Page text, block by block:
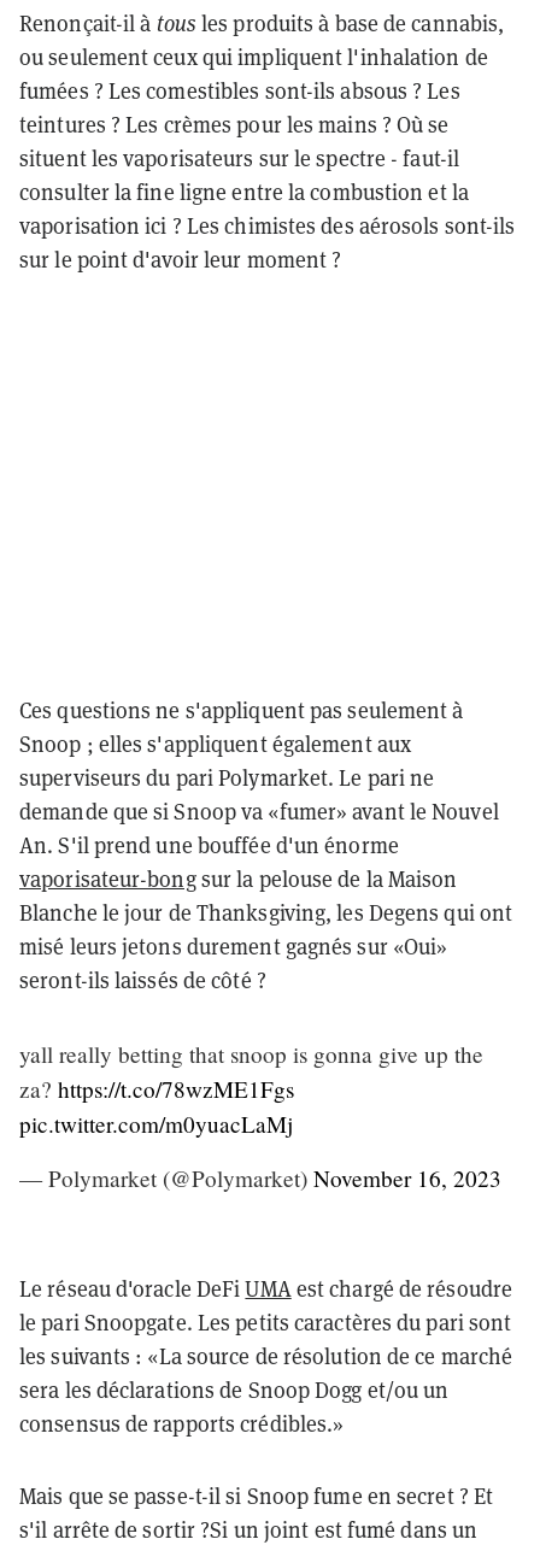
Renonçait-il à tous les produits à base de cannabis,
ou seulement ceux qui impliquent l'inhalation de
fumées ? Les comestibles sont-ils absous ? Les
teintures ? Les crèmes pour les mains ? Où se
situent les vaporisateurs sur le spectre - faut-il
consulter la fine ligne entre la combustion et la
vaporisation ici ? Les chimistes des aérosols sont-ils
sur le point d'avoir leur moment ?
Ces questions ne s'appliquent pas seulement à
Snoop ; elles s'appliquent également aux
superviseurs du pari Polymarket. Le pari ne
demande que si Snoop va «fumer» avant le Nouvel
An. S'il prend une bouffée d'un énorme
vaporisateur-bongsur la pelouse de la Maison
Blanche le jour de Thanksgiving, les Degens qui ont
misé leurs jetons durement gagnés sur «Oui»
seront-ils laissés de côté ?
yall really betting that snoop is gonna give up the
za? https://t.co/78wzME1Fgs
pic.twitter.com/m0yuacLaMj
— Polymarket (@Polymarket) November 16, 2023
Le réseau d'oracle DeFiUMAest chargé de résoudre
le pari Snoopgate. Les petits caractères du pari sont
les suivants : «La source de résolution de ce marché
sera les déclarations de Snoop Dogg et/ou un
consensus de rapports crédibles.»
Mais que se passe-t-il si Snoop fume en secret ? Et
s'il arrête de sortir ?Si un joint est fumé dans un